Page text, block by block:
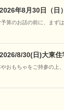
2026年8月30日（日
くり】「あなただ
算のお話の前に、まず
2026/8/30(日)大東
イン賞受賞の住ま
おもちゃをご持参の上